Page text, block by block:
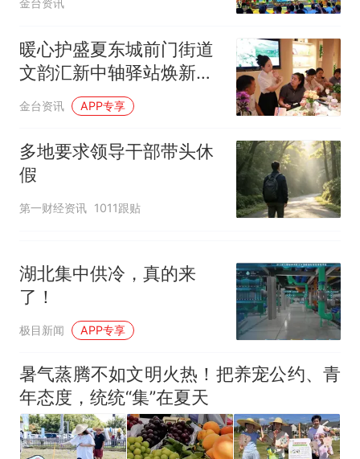
惊艳！字都飘起来了 博主在田
间创作“悬浮字” 网友：真·裸眼
3D！“不想干了特提出辞职”，疑
似南京大学数院院长辞职信流
任院长一职，不清楚辞职信来
源；曾用手绘图做头像
金台资讯
暖心护盛夏东城前门街道
文韵汇新中轴驿站焕新启
用
金台资讯 APP专享
多地要求领导干部带头休
假
第一财经资讯 1011跟贴
湖北集中供冷，真的来
了！
极目新闻 APP专享
暑气蒸腾不如文明火热！把养宠公约、青
年态度，统统“集”在夏天